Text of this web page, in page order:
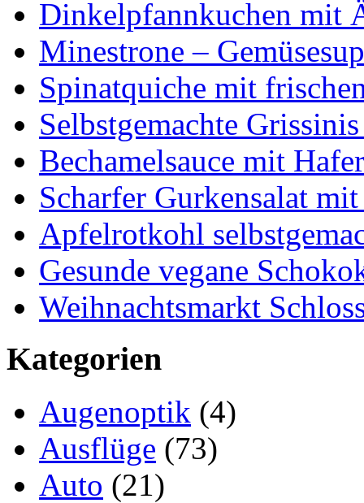
Dinkelpfannkuchen mit
Minestrone –
Spinatquiche mit
Selbstgemachte
Bechamelsauce mit
Scharfer Gurkensalat
Apfelrotkohl
Gesunde vegane
Weihnachtsmarkt
Kategorien
Augenoptik (4)
Ausflüge (73)
Auto (21)